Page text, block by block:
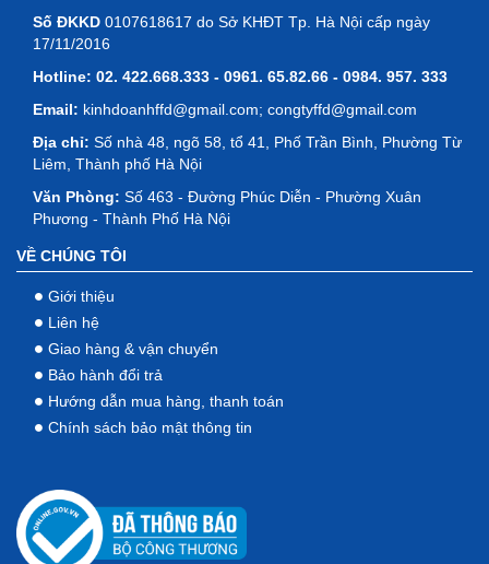
Số ĐKKD 0107618617 do Sở KHĐT Tp. Hà Nội cấp ngày
17/11/2016
Hotline: 02. 422.668.333 - 0961. 65.82.66 - 0984. 957. 333
Email: kinhdoanhffd@gmail.com; congtyffd@gmail.com
Địa chỉ: Số nhà 48, ngõ 58, tổ 41, Phố Trần Bình, Phường Từ
Liêm, Thành phố Hà Nội
Văn Phòng: Số 463 - Đường Phúc Diễn - Phường Xuân
Phương - Thành Phố Hà Nội
VỀ CHÚNG TÔI
Giới thiệu
Liên hệ
Giao hàng & vận chuyển
Bảo hành đổi trả
Hướng dẫn mua hàng, thanh toán
Chính sách bảo mật thông tin